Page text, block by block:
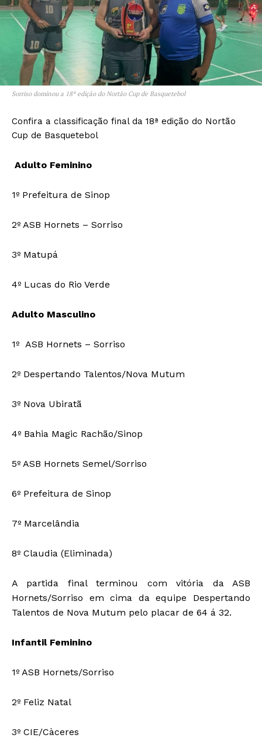
Sorriso dominou a 18ª edição do Nortão Cup de Basquetebol
Confira a classificação final da 18ª edição do Nortão
Cup de Basquetebol
Adulto Feminino
1º Prefeitura de Sinop
2º ASB Hornets – Sorriso
3º Matupá
4º Lucas do Rio Verde
Adulto Masculino
1º ASB Hornets – Sorriso
2º Despertando Talentos/Nova Mutum
3º Nova Ubiratã
4º Bahia Magic Rachão/Sinop
5º ASB Hornets Semel/Sorriso
6º Prefeitura de Sinop
7º Marcelândia
8º Claudia (Eliminada)
A partida final terminou com vitória da ASB
Hornets/Sorriso em cima da equipe Despertando
Talentos de Nova Mutum pelo placar de 64 á 32.
Infantil Feminino
1º ASB Hornets/Sorriso
2º Feliz Natal
3º CIE/Càceres